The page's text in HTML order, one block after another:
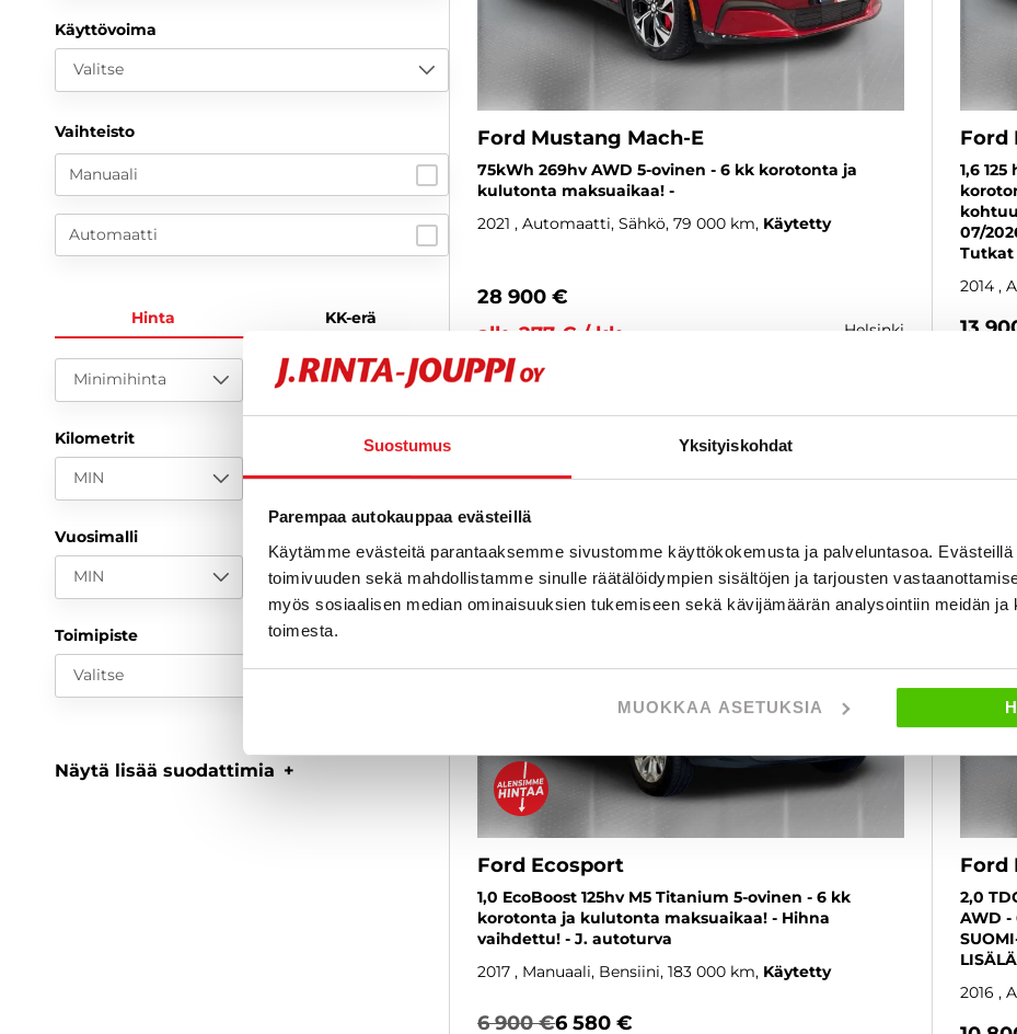
Suostumus Yksityiskohdat
Parempaa autokauppaa evästeillä
Käytämme evästeitä parantaaksemme sivustomme käyttökokemusta ja palveluntasoa.
toimivuuden sekä mahdollistamme sinulle räätälöidympien sisältöjen ja tarjousten
myös sosiaalisen median ominaisuuksien tukemiseen sekä kävijämäärän analysointiin meidän ja
toimesta.
MUOKKAA ASETUKSIA
Käyttövoima
Valitse
Vaihteisto
Manuaali
Automaatti
Hinta KK-erä
Minimihinta Maksimihinta
Kilometrit
MIN MAX
Vuosimalli
MIN MAX
Toimipiste
Valitse
Näytä lisää suodattimia
Ford Mustang Mach-E
75kWh 269hv AWD 5-ovinen - 6 kk korotonta ja
kulutonta maksuaikaa! -
2021 , Automaatti, Sähkö, 79 000 km Käytetty
28 900 €
alk. 277 € / kk
helsinki
Ford
1,6
07/
Tutkat
2014 ,
13
alk.
6 kk korotonta ja kulutonta
Ford Ecosport
1,0 EcoBoost 125hv M5 Titanium 5-ovinen - 6 kk
korotonta ja kulutonta maksuaikaa! - Hihna
vaihdettu! - J. autoturva
2017 , Manuaali, Bensiini, 183 000 km Käytetty
6 900 €6 580 €
Ford
2,0
AWD
2016 ,